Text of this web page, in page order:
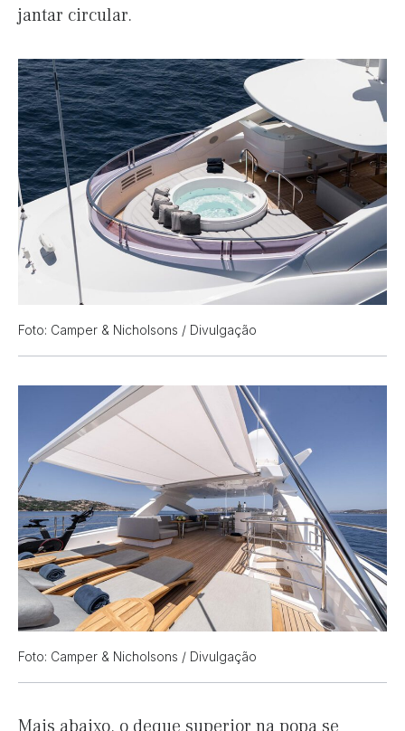
jantar circular.
Foto: Camper & Nicholsons / Divulgação
Foto: Camper & Nicholsons / Divulgação